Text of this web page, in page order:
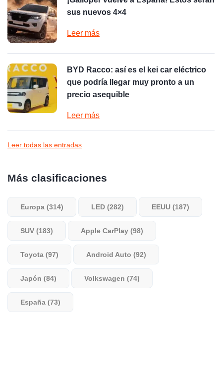
sus nuevos 4×4
Leer más
BYD Racco: así es el kei car eléctrico
que podría llegar muy pronto a un
precio asequible
Leer más
Leer todas las entradas
Más clasificaciones
Europa (314) LED (282) EEUU (187)
SUV (183) Apple CarPlay (98)
Toyota (97) Android Auto (92)
Japón (84) Volkswagen (74)
España (73)